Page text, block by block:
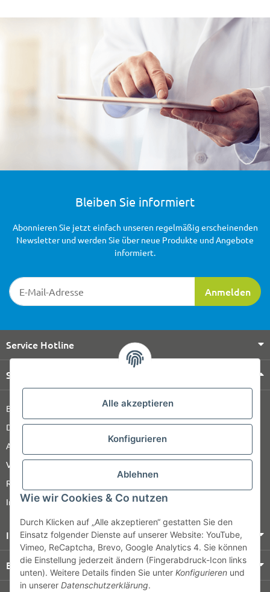
Alle akzeptieren
Konfigurieren
Ablehnen
Wie wir Cookies & Co nutzen
Durch Klicken auf „Alle akzeptieren“ gestatten Sie den
Einsatz folgender Dienste auf unserer Website: YouTube,
Vimeo, ReCaptcha, Brevo, Google Analytics 4. Sie können
die Einstellung jederzeit ändern (Fingerabdruck-Icon links
unten). Weitere Details finden Sie unter Konfigurieren und
in unserer Datenschutzerklärung.
Bleiben Sie informiert
Newsletter-Registrierung
Anmelden
Abonnieren Sie jetzt einfach unseren regelmäßig erscheinenden
Newsletter und werden Sie über neue Produkte und Angebote
informiert.
Service Hotline
Shop Service
Barrierefreiheitserklärung
Datenschutz
AGB
Versandinformationen
Retour
Impressum
Informationen
Bezahlung & Versand